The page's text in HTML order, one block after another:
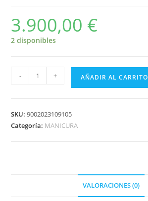
3.900,00 €
2 disponibles
- + AÑADIR AL CARRITO
SKU:9002023109105
Categoría: MANICURA
VALORACIONES (0)